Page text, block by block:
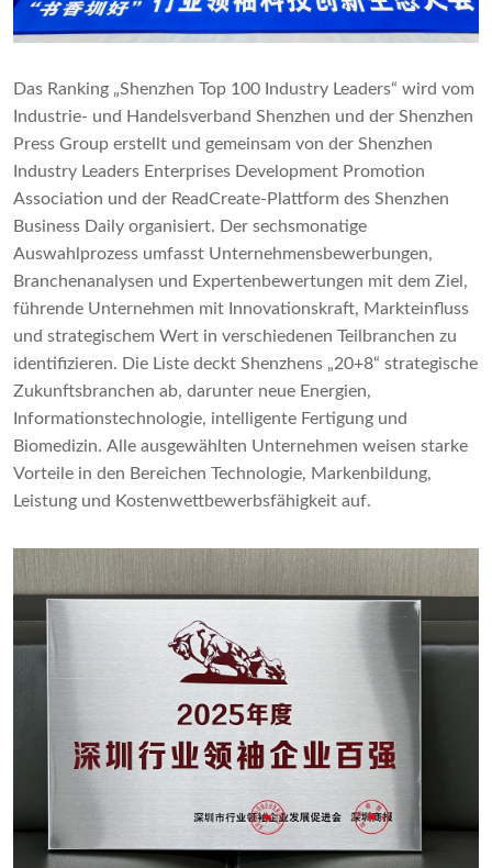
Das Ranking „Shenzhen Top 100 Industry Leaders“ wird vom
Industrie- und Handelsverband Shenzhen und der Shenzhen
Press Group erstellt und gemeinsam von der Shenzhen
Industry Leaders Enterprises Development Promotion
Association und der ReadCreate-Plattform des Shenzhen
Business Daily organisiert. Der sechsmonatige
Auswahlprozess umfasst Unternehmensbewerbungen,
Branchenanalysen und Expertenbewertungen mit dem Ziel,
führende Unternehmen mit Innovationskraft, Markteinfluss
und strategischem Wert in verschiedenen Teilbranchen zu
identifizieren. Die Liste deckt Shenzhens „20+8“ strategische
Zukunftsbranchen ab, darunter neue Energien,
Informationstechnologie, intelligente Fertigung und
Biomedizin. Alle ausgewählten Unternehmen weisen starke
Vorteile in den Bereichen Technologie, Markenbildung,
Leistung und Kostenwettbewerbsfähigkeit auf.